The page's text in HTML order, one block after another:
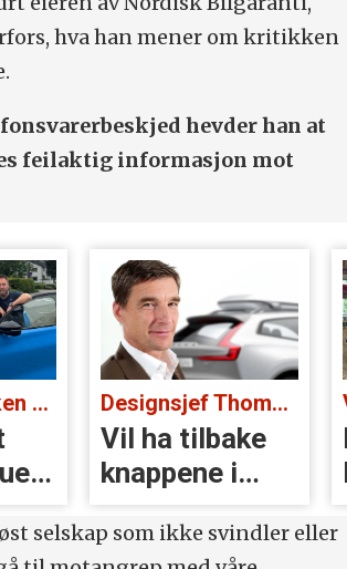
hva han mener om kritikken
hevder han at
feilaktig informasjon mot
10-punktsjekken med standup-komiker Ørjan Burøe: Designsjef Thomas Ingenlath:
Vil ha tilbake
knappene i
Volvoer
selskap som ikke svindler eller